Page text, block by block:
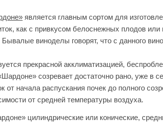
является главным сортом для
как с привкусом белоснежных плодов или
виноделы говорят, что с данного
прекрасной акклиматизацией,
созревает достаточно рано, уже в
от начала распускания почек до полного
от средней температуры воздуха.
цилиндрические или конические,